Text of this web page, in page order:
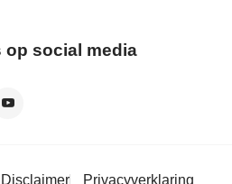
op social media
Disclaimer Privacyverklaring